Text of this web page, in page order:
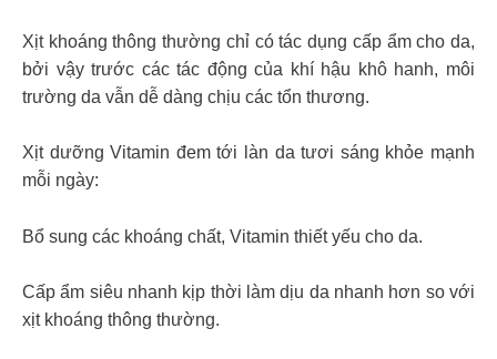
Xịt khoáng thông thường chỉ có tác dụng cấp ẩm cho da,
bởi vậy trước các tác động của khí hậu khô hanh, môi
trường da vẫn dễ dàng chịu các tổn thương.
Xịt dưỡng Vitamin đem tới làn da tươi sáng khỏe mạnh
mỗi ngày:
Bổ sung các khoáng chất, Vitamin thiết yếu cho da.
Cấp ẩm siêu nhanh kịp thời làm dịu da nhanh hơn so với
xịt khoáng thông thường.